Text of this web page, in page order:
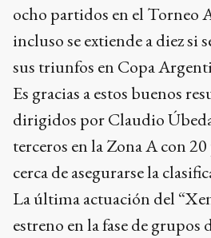
ocho partidos en el Torneo
incluso se extiende a diez si
sus triunfos en Copa
Es gracias a estos buenos
dirigidos por Claudio
terceros en la Zona A con
cerca de asegurarse la
La última actuación del
estreno en la fase de grupos